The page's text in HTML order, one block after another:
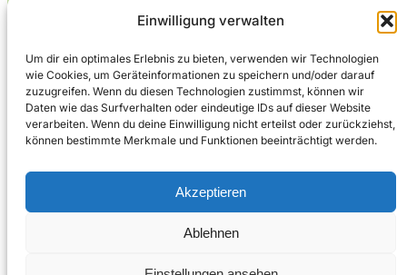
Einwilligung verwalten
Um dir ein optimales Erlebnis zu bieten, verwenden wir Technologien
wie Cookies, um Geräteinformationen zu speichern und/oder darauf
zuzugreifen. Wenn du diesen Technologien zustimmst, können wir
Daten wie das Surfverhalten oder eindeutige IDs auf dieser Website
verarbeiten. Wenn du deine Einwilligung nicht erteilst oder zurückziehst,
können bestimmte Merkmale und Funktionen beeinträchtigt werden.
Akzeptieren
Ablehnen
Leckerlife
Lecker essen – gesund leben.
Kontakt
Copyright © 2026 Designed by